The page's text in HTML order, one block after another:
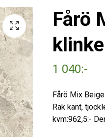
Fårö
1 040:-
Fårö Mix
Rak kant,
kvm:962,5:-